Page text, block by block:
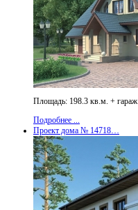
Площадь: 198.3 кв.м. + гараж
Подробнее ...
Проект дома № 14718…